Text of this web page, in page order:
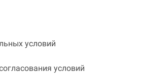
условий
условий